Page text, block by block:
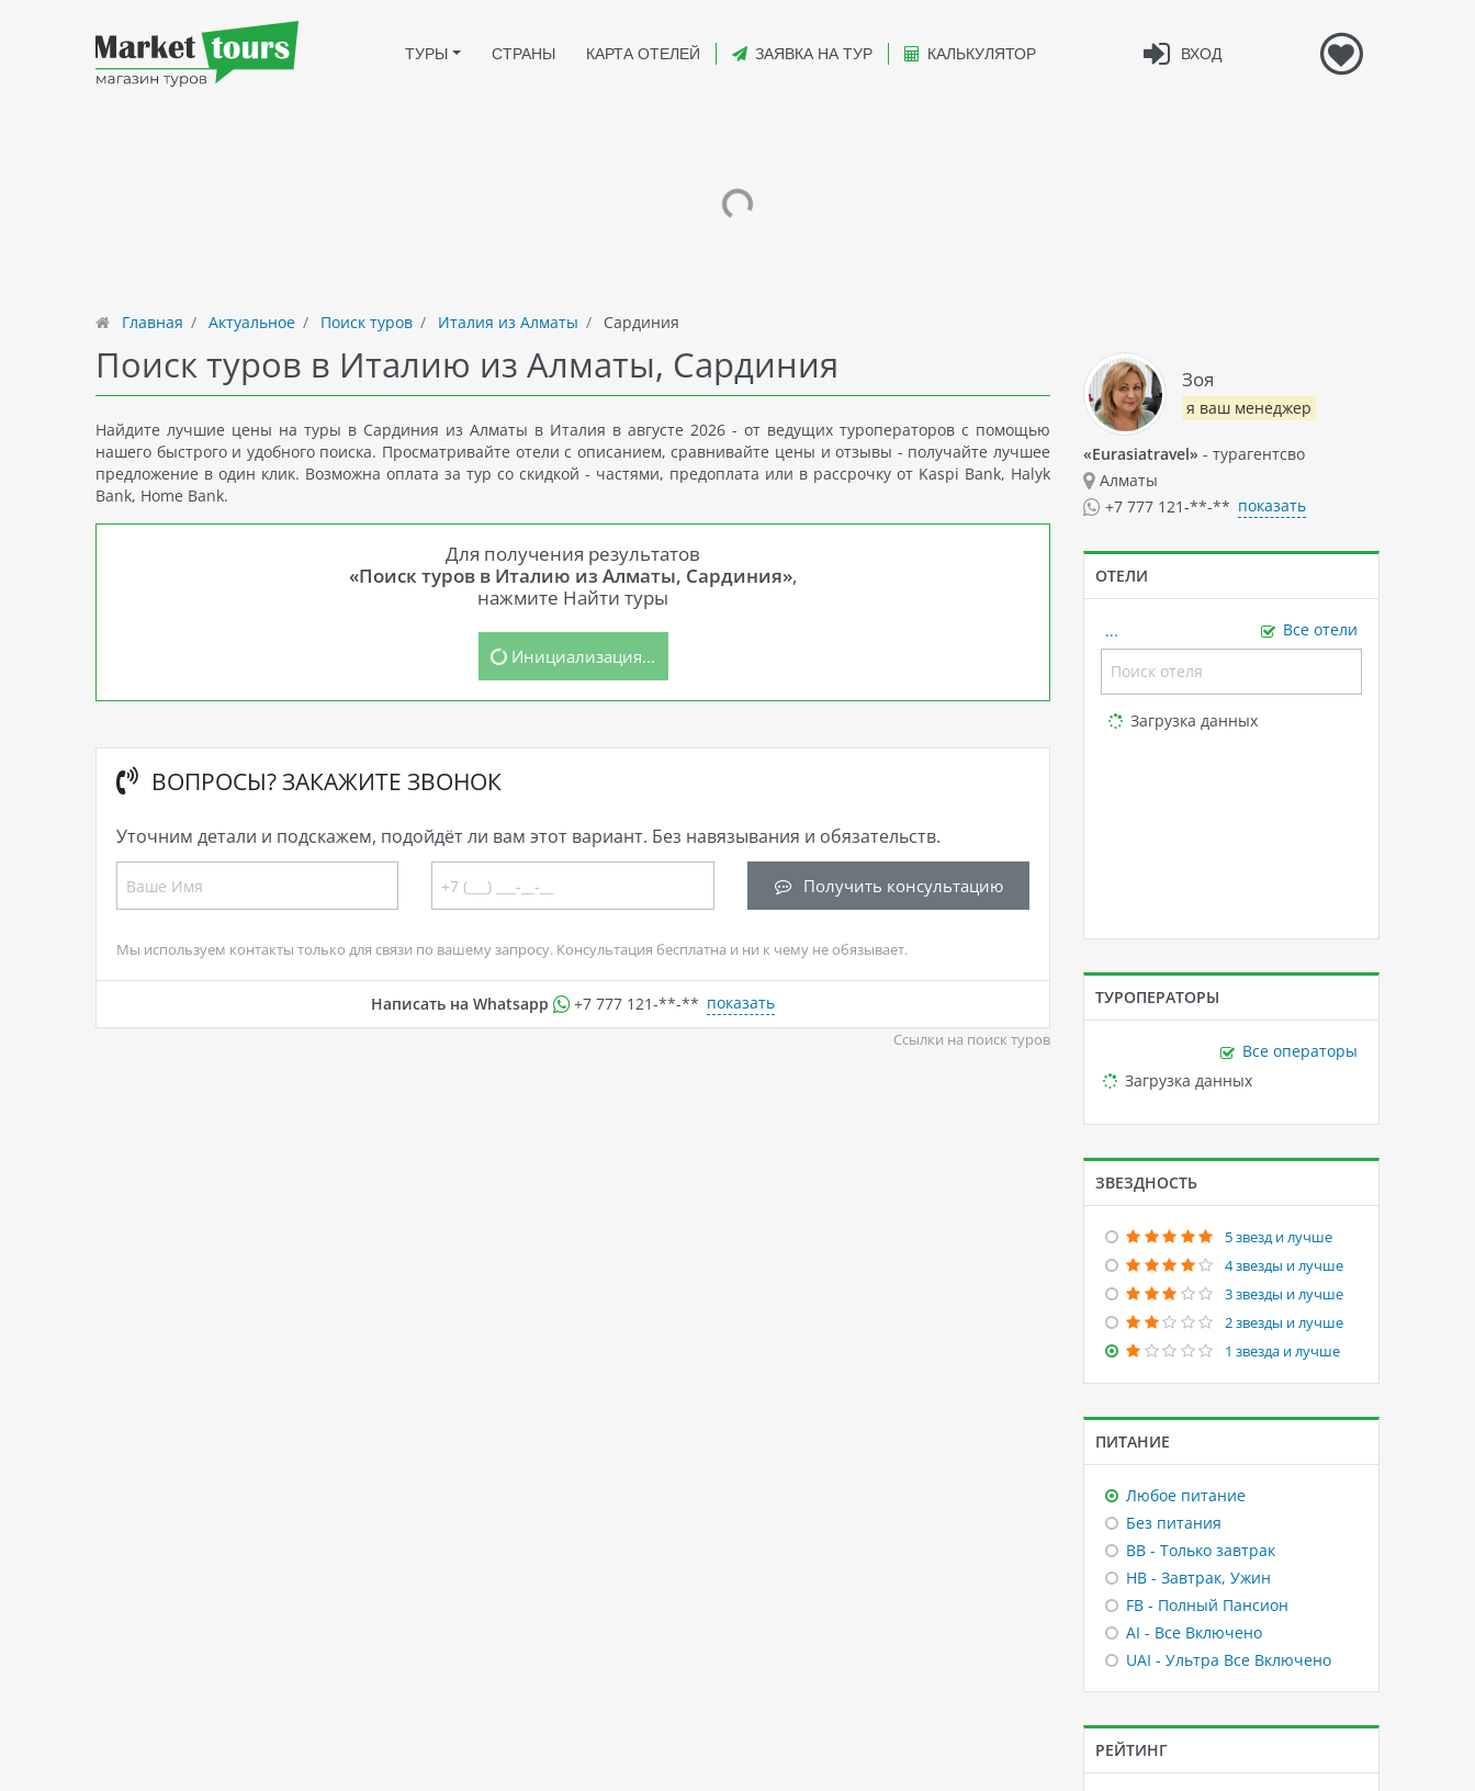
ВХОД
ТУРЫ СТРАНЫ КАРТА ОТЕЛЕЙ ЗАЯВКА НА ТУР КАЛЬКУЛЯТОР
Главная Актуальное Поиск туров Италия из Алматы Сардиния
Поиск туров в Италию из Алматы, Сардиния
Найдите лучшие цены на туры в Сардиния из Алматы в Италия в августе 2026 - от ведущих туроператоров с помощью
нашего быстрого и удобного поиска. Просматривайте отели с описанием, сравнивайте цены и отзывы - получайте лучшее
предложение в один клик. Возможна оплата за тур со скидкой - частями, предоплата или в рассрочку от Kaspi Bank, Halyk
Bank, Home Bank.
Для получения результатов
«Поиск туров в Италию из Алматы, Сардиния»,
нажмите Найти туры
Инициализация...
ВОПРОСЫ? ЗАКАЖИТЕ ЗВОНОК
Уточним детали и подскажем, подойдёт ли вам этот вариант. Без навязывания и обязательств.
Получить консультацию
Мы используем контакты только для связи по вашему запросу. Консультация бесплатна и ни к чему не обязывает.
Написать на Whatsapp +7 777 121-**-** показать
Ссылки на поиск туров
Зоя
я ваш менеджер
«Eurasiatravel» - турагентсво
Алматы
+7 777 121-**-** показать
ОТЕЛИ
... Все отели
Loading...
Загрузка данных
ТУРОПЕРАТОРЫ
Все операторы
Loading...
Загрузка данных
ЗВЕЗДНОСТЬ
5 звезд и лучше
4 звезды и лучше
3 звезды и лучше
2 звезды и лучше
1 звезда и лучше
ПИТАНИЕ
Любое питание
Без питания
BB - Только завтрак
HB - Завтрак, Ужин
FB - Полный Пансион
AI - Все Включено
UAI - Ультра Все Включено
РЕЙТИНГ